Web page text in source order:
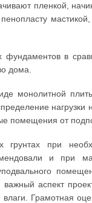
пленкой,
фундаментов в
дома.
монолитной
нагрузки
от
при
и при
аспект
Грамотная